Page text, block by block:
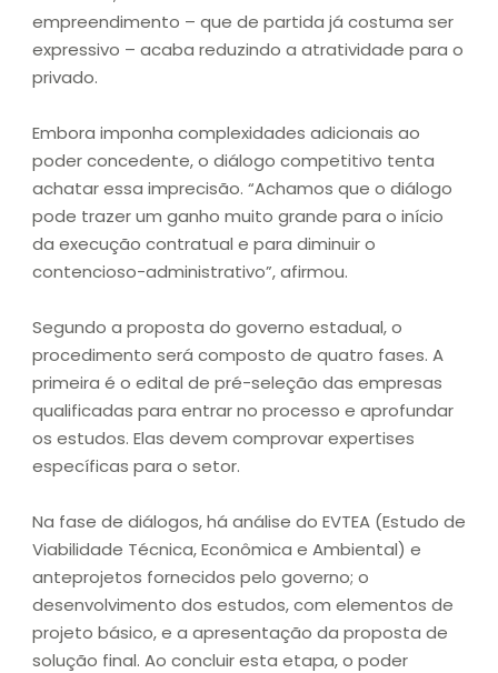
empreendimento – que de partida já costuma ser
expressivo – acaba reduzindo a atratividade para o
privado.
Embora imponha complexidades adicionais ao
poder concedente, o diálogo competitivo tenta
achatar essa imprecisão. “Achamos que o diálogo
pode trazer um ganho muito grande para o início
da execução contratual e para diminuir o
contencioso-administrativo”, afirmou.
Segundo a proposta do governo estadual, o
procedimento será composto de quatro fases. A
primeira é o edital de pré-seleção das empresas
qualificadas para entrar no processo e aprofundar
os estudos. Elas devem comprovar expertises
específicas para o setor.
Na fase de diálogos, há análise do EVTEA (Estudo de
Viabilidade Técnica, Econômica e Ambiental) e
anteprojetos fornecidos pelo governo; o
desenvolvimento dos estudos, com elementos de
projeto básico, e a apresentação da proposta de
solução final. Ao concluir esta etapa, o poder